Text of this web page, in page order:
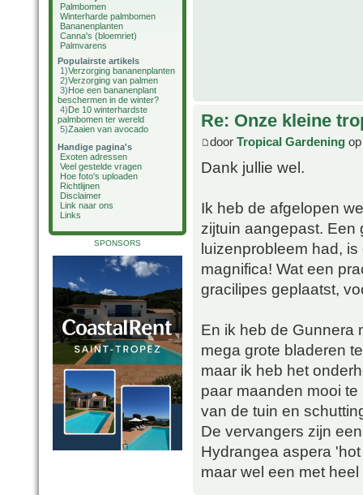
Palmbomen
Winterharde palmbomen
Bananenplanten
Canna's (bloemriet)
Palmvarens
Populairste artikels
1)Verzorging bananenplanten
2)Verzorging van palmen
3)Hoe een bananenplant
beschermen in de winter?
4)De 10 winterhardste
palmbomen ter wereld
5)Zaaien van avocado
Handige pagina's
Exoten adressen
Veel gestelde vragen
Hoe foto's uploaden
Richtlijnen
Disclaimer
Link naar ons
Links
SPONSORS
Re: Onze kleine
door Tropical Gardening
Dank jullie wel.
Ik heb de afgelopen
zijtuin aangepast. Een
luizenprobleem had,
magnifica! Wat een
gracilipes geplaatst,
En ik heb de Gunnera
mega grote bladeren
maar ik heb het
paar maanden mooi
van de tuin en
De vervangers zijn
Hydrangea aspera
maar wel een met